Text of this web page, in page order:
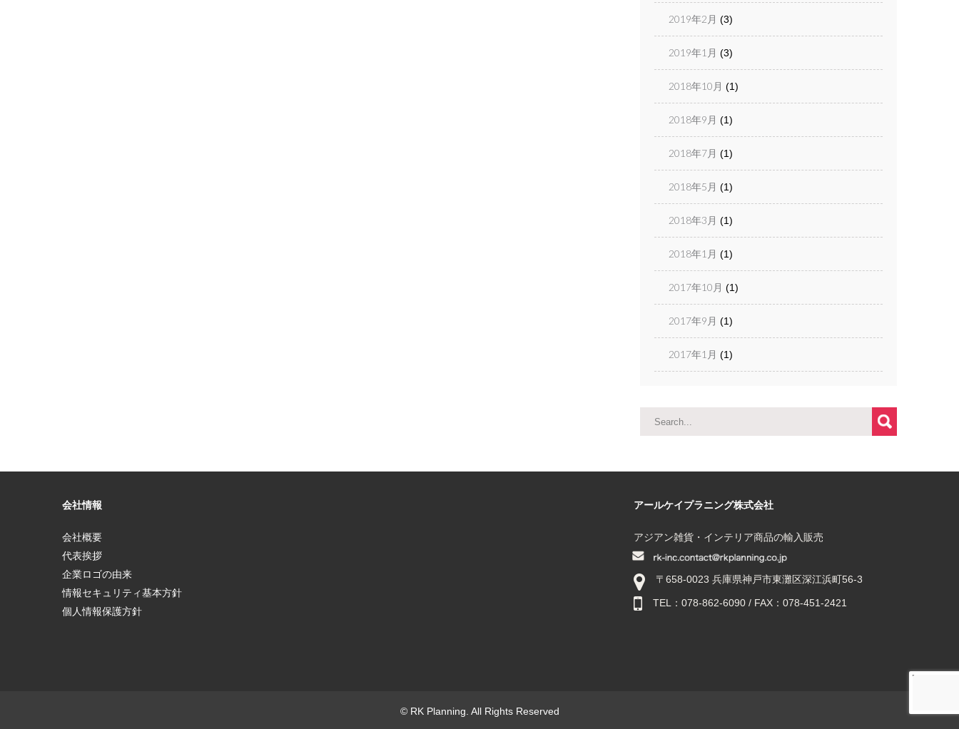
2019年2月 (3)
2019年1月 (3)
2018年10月 (1)
2018年9月 (1)
2018年7月 (1)
2018年5月 (1)
2018年3月 (1)
2018年1月 (1)
2017年10月 (1)
2017年9月 (1)
2017年1月 (1)
会社情報
会社概要
代表挨拶
企業ロゴの由来
情報セキュリティ基本方針
個人情報保護方針
アールケイプラニング株式会社
アジアン雑貨・インテリア商品の輸入販売
〒658-0023 兵庫県神戸市東灘区深江浜町56-3
TEL：078-862-6090 / FAX：078-451-2421
© RK Planning. All Rights Reserved